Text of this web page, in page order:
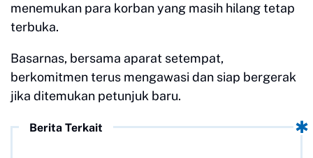
menemukan para korban yang masih hilang tetap
terbuka.
Basarnas, bersama aparat setempat,
berkomitmen terus mengawasi dan siap bergerak
jika ditemukan petunjuk baru.
Berita Terkait